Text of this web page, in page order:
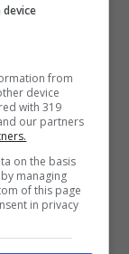
a
della
, facendo
nostra
del
from
device
with 319
our partners
on the basis
managing
of this page
in privacy